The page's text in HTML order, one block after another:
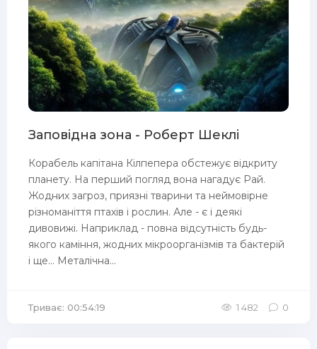
Заповідна зона - Роберт Шеклі
Корабель капітана Кілпепера обстежує відкриту
планету. На перший погляд вона нагадує Рай.
Жодних загроз, приязні тварини та неймовірне
різноманіття птахів і рослин. Але - є і деякі
дивовижі. Наприклад - повна відсутність будь-
якого каміння, жодних мікроорганізмів та бактерій
і ще... Металічна...
Триває: 00:54:19 1 482 0